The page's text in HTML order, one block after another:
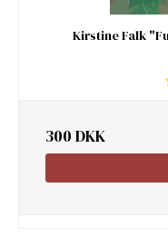
Kirstine Falk
300 DKK